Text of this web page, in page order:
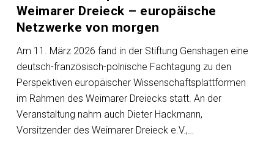
Dreieck
–
europäische
Netzwerke
von
morgen
Weimarer Dreieck – europäische
Netzwerke von morgen
Am 11. März 2026 fand in der Stiftung Genshagen eine
deutsch-französisch-polnische Fachtagung zu den
Perspektiven europäischer Wissenschaftsplattformen
im Rahmen des Weimarer Dreiecks statt. An der
Veranstaltung nahm auch Dieter Hackmann,
Vorsitzender des Weimarer Dreieck e.V.,…